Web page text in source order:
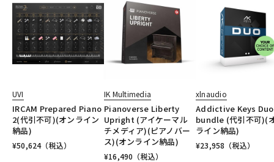
UVI
IRCAM Prepared Piano
2(代引不可)(オンライン
納品)
¥50,624（税込）
IK Multimedia
Pianoverse Liberty
Upright (アイケーマル
チメディア)(ピアノバー
ス)(オンライン納品)
¥16,490 （税込）
xlnaudio
Addictive Keys Duo
bundle (代引不可)(
ライン納品)
¥23,958 （税込）